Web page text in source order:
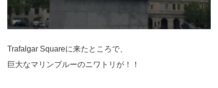
Trafalgar Squareに来たところで、
巨大なマリンブルーのニワトリが！！